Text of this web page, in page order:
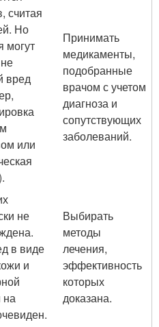
считая
Но
могут
вред
или
Принимать
медикаменты,
подобранные
врачом с учетом
диагноза и
сопутствующих
заболеваний.
не
в виде
и
на
Выбирать
методы
лечения,
эффективность
которых
доказана.